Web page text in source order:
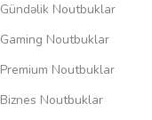
Gündəlik Noutbuklar
Gaming Noutbuklar
Premium Noutbuklar
Biznes Noutbuklar